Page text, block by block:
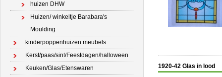
huizen DHW
Huizen/ winkeltje Barabara's
Moulding
kinderpoppenhuizen meubels
Kerst/paas/sint/Feestdagen/halloween
Keuken/Glas/Etenswaren
1920-42 Glas in lood